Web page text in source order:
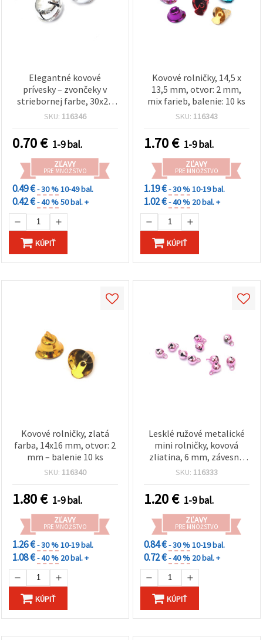
Elegantné kovové
prívesky – zvončeky v
striebornej farbe, 30x26
mm, balenie 2 ks, na
kreatívne tvorenie a
sviatočné dekorácie
SKU: 116346
0.70€ 1-9 bal.
ZĽAVY
PRE MNOŽSTVO
0.49 €- 30 %10-49 bal.
0.42 €- 40 %50 bal. +
KÚPIŤ
Kovové rolničky, 14,5 x
13,5 mm, otvor: 2 mm,
mix farieb, balenie: 10 ks
SKU: 116343
1.70€ 1-9 bal.
ZĽAVY
PRE MNOŽSTVO
1.19 €- 30 %10-19 bal.
1.02 €- 40 % 20 bal. +
KÚPIŤ
Kovové rolničky, zlatá
farba, 14x16 mm, otvor: 2
mm – balenie 10 ks
SKU: 116340
1.80€ 1-9 bal.
ZĽAVY
PRE MNOŽSTVO
1.26 €- 30 %10-19 bal.
1.08 €- 40 % 20 bal. +
KÚPIŤ
Lesklé ružové metalické
mini rolničky, kovová
zliatina, 6 mm, závesné
očko 1,5 mm, na kreatívne
dekorácie, balenie 20 ks
SKU: 116333
1.20€ 1-9 bal.
ZĽAVY
PRE MNOŽSTVO
0.84 €- 30 %10-19 bal.
0.72 €- 40 % 20 bal. +
KÚPIŤ